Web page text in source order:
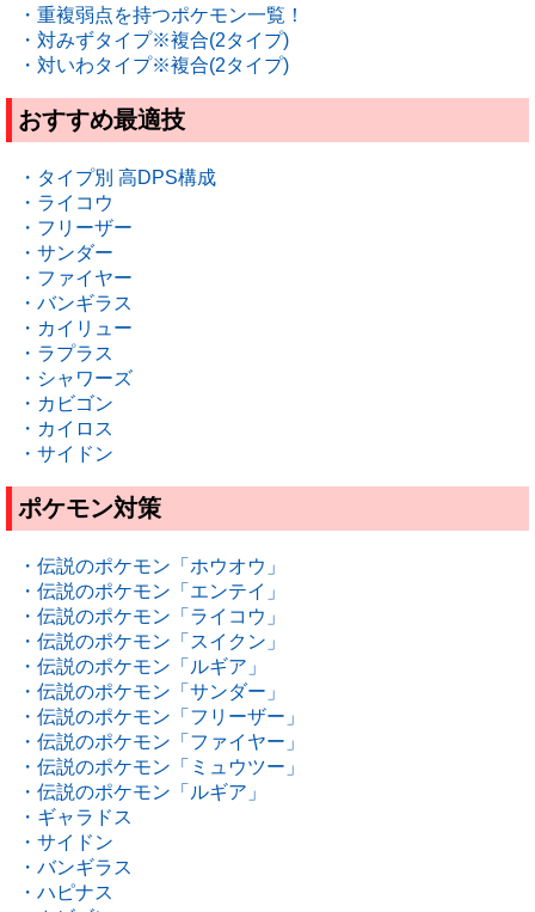
・重複弱点を持つポケモン一覧！
・対みずタイプ※複合(2タイプ)
・対いわタイプ※複合(2タイプ)
おすすめ最適技
・タイプ別 高DPS構成
・ライコウ
・フリーザー
・サンダー
・ファイヤー
・バンギラス
・カイリュー
・ラプラス
・シャワーズ
・カビゴン
・カイロス
・サイドン
ポケモン対策
・伝説のポケモン「ホウオウ」
・伝説のポケモン「エンテイ」
・伝説のポケモン「ライコウ」
・伝説のポケモン「スイクン」
・伝説のポケモン「ルギア」
・伝説のポケモン「サンダー」
・伝説のポケモン「フリーザー」
・伝説のポケモン「ファイヤー」
・伝説のポケモン「ミュウツー」
・伝説のポケモン「ルギア」
・ギャラドス
・サイドン
・バンギラス
・ハピナス